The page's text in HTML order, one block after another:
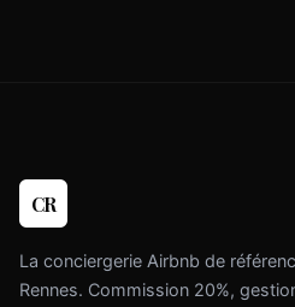
CR
La conciergerie Airbnb de
Rennes. Commission 20%,